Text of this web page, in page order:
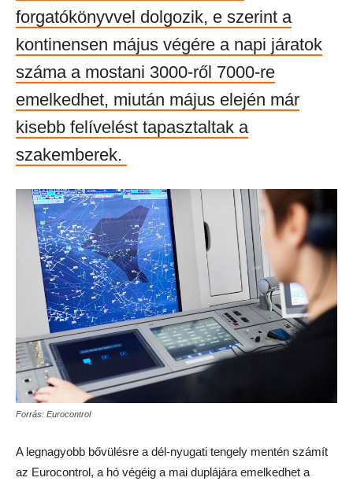
forgatókönyvvel dolgozik, e szerint a
kontinensen május végére a napi járatok
száma a mostani 3000-ről 7000-re
emelkedhet, miután május elején már
kisebb felívelést tapasztaltak a
szakemberek.
Forrás: Eurocontrol
A legnagyobb bővülésre a dél-nyugati tengely mentén számít
az Eurocontrol, a hó végéig a mai duplájára emelkedhet a